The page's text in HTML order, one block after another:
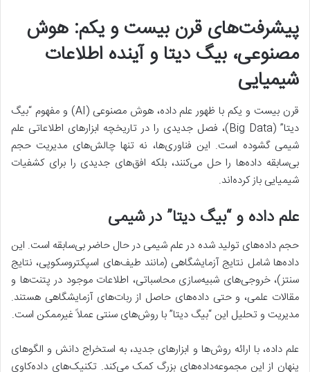
پیشرفت‌های قرن بیست و یکم: هوش
مصنوعی، بیگ دیتا و آینده اطلاعات
شیمیایی
قرن بیست و یکم با ظهور علم داده، هوش مصنوعی (AI) و مفهوم “بیگ
دیتا” (Big Data)، فصل جدیدی را در تاریخچه ابزارهای اطلاعاتی علم
شیمی گشوده است. این فناوری‌ها، نه تنها چالش‌های مدیریت حجم
بی‌سابقه داده‌ها را حل می‌کنند، بلکه افق‌های جدیدی را برای کشفیات
شیمیایی باز کرده‌اند.
علم داده و “بیگ دیتا” در شیمی
حجم داده‌های تولید شده در علم شیمی در حال حاضر بی‌سابقه است. این
داده‌ها شامل نتایج آزمایشگاهی (مانند طیف‌های اسپکتروسکوپی، نتایج
سنتز)، خروجی‌های شبیه‌سازی محاسباتی، اطلاعات موجود در پتنت‌ها و
مقالات علمی، و حتی داده‌های حاصل از ربات‌های آزمایشگاهی هستند.
مدیریت و تحلیل این “بیگ دیتا” با روش‌های سنتی عملاً غیرممکن است.
علم داده، با ارائه روش‌ها و ابزارهای جدید، به استخراج دانش و الگوهای
پنهان از این مجموعه‌داده‌های بزرگ کمک می‌کند. تکنیک‌های داده‌کاوی